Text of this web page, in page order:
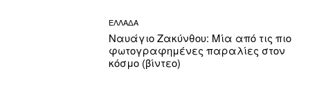
ΕΛΛΑΔΑ
Ναυάγιο Ζακύνθου: Μία από τις πιο
φωτογραφημένες παραλίες στον
κόσμο (βίντεο)